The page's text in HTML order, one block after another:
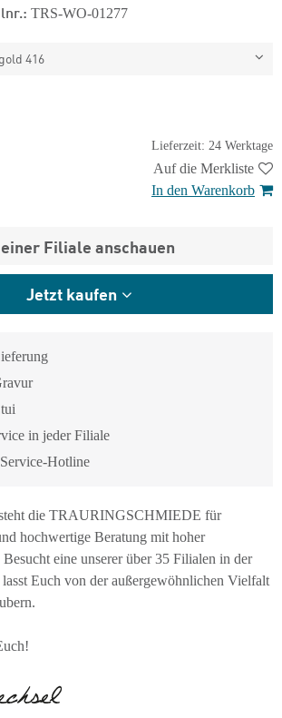
TRS-WO-01277
416
Lieferzeit: 24 Werktage
Auf die Merkliste
In den Warenkorb
Filiale anschauen
Jetzt kaufen
in jeder Filiale
Hotline
steht die TRAURINGSCHMIEDE für
hochwertige Beratung mit hoher
eine unserer über 35 Filialen in der
Euch von der außergewöhnlichen Vielfalt